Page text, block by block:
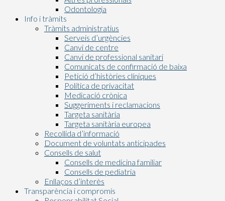
Odontologia
Info i tràmits
Tràmits administratius
Serveis d’urgències
Canvi de centre
Canvi de professional sanitari
Comunicats de confirmació de baixa
Petició d’històries clíniques
Política de privacitat
Medicació crònica
Suggeriments i reclamacions
Targeta sanitària
Targeta sanitària europea
Recollida d’informació
Document de voluntats anticipades
Consells de salut
Consells de medicina familiar
Consells de pediatria
Enllaços d’interès
Transparència i compromís